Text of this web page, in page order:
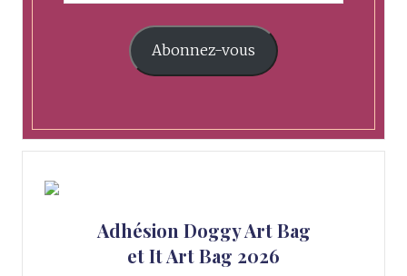
Abonnez-vous
Adhésion Doggy Art Bag
et It Art Bag 2026